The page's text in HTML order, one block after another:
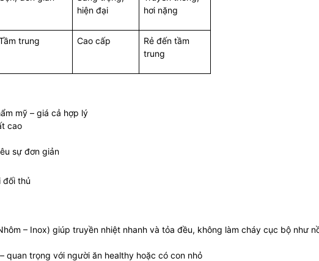
hiện đại
hơi nặng
trung Cao cấp
Rẻ đến tầm
trung
mỹ – giá cả hợp lý
cao
sự đơn giản
đối thủ
– Inox) giúp truyền nhiệt nhanh và tỏa đều, không làm cháy cục bộ như
quan trọng với người ăn healthy hoặc có con nhỏ